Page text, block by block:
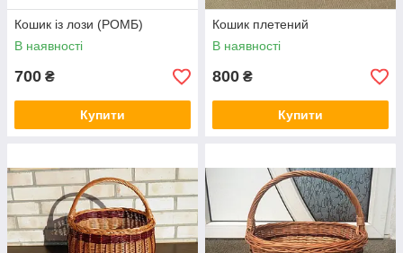
Кошик із лози (РОМБ)
В наявності
700 ₴
Купити
Кошик плетений
В наявності
800 ₴
Купити